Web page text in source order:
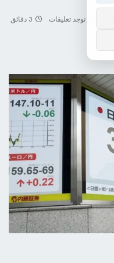
لا توجد تعليقات 3 دقائق